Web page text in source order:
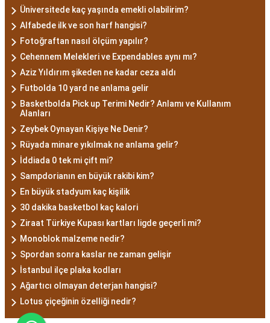
Üniversitede kaç yaşında emekli olabilirim?
Alfabede ilk ve son harf hangisi?
Fotoğraftan nasıl ölçüm yapılır?
Cehennem Melekleri ve Expendables aynı mı?
Aziz Yıldırım şikeden ne kadar ceza aldı
Futbolda 10 yard ne anlama gelir
Basketbolda Pick up Terimi Nedir? Anlamı ve Kullanım
Alanları
Zeybek Oynayan Kişiye Ne Denir?
Rüyada minare yıkılmak ne anlama gelir?
İddiada 0 tek mi çift mi?
Sampdorianın en büyük rakibi kim?
En büyük stadyum kaç kişilik
30 dakika basketbol kaç kalori
Ziraat Türkiye Kupası kartları ligde geçerli mi?
Monoblok malzeme nedir?
Spordan sonra kaslar ne zaman gelişir
İstanbul ilçe plaka kodları
Ağartıcı olmayan deterjan hangisi?
Lotus çiçeğinin özelliği nedir?